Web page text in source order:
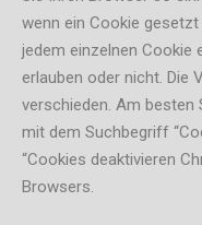
wenn ein Cookie
jedem einzelnen Cookie
erlauben oder nicht. Die
verschieden. Am besten
mit dem Suchbegriff
“Cookies deaktivieren
Browsers.